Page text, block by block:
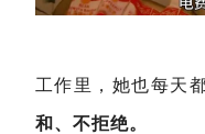
工作里，她也每天
和、不拒绝。